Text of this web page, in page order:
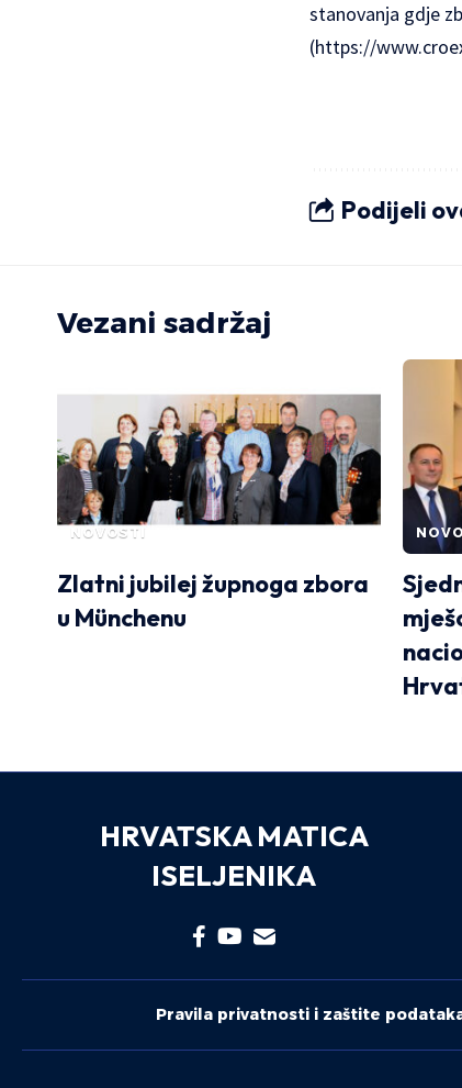
stanovanja gdje
(https://
Podijeli
Vezani sadržaj
NOVOSTI
Zlatni jubilej župnoga zbora
u Münchenu
HRVATSKA MATICA
ISELJENIKA
Pravila privatnosti i zaštite